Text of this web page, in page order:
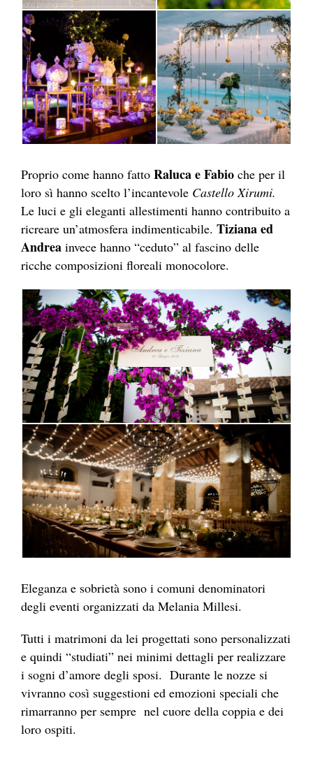
Proprio come hanno fatto Raluca e Fabio che per il
loro sì hanno scelto l’incantevole Castello Xirumi.
Le luci e gli eleganti allestimenti hanno contribuito a
ricreare un’atmosfera indimenticabile. Tiziana ed
Andrea invece hanno “ceduto” al fascino delle
ricche composizioni floreali monocolore.
Eleganza e sobrietà sono i comuni denominatori
degli eventi organizzati da Melania Millesi.
Tutti i matrimoni da lei progettati sono personalizzati
e quindi “studiati” nei minimi dettagli per realizzare
i sogni d’amore degli sposi. Durante le nozze si
vivranno così suggestioni ed emozioni speciali che
rimarranno per sempre nel cuore della coppia e dei
loro ospiti.